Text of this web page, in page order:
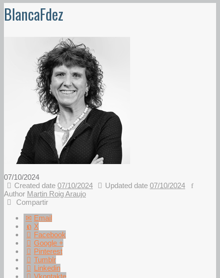
BlancaFdez
07/10/2024
Created date 07/10/2024 Updated date 07/10/2024
Author Martin Roig Araujo
Compartir
Email
X
Facebook
Google +
Pinterest
Tumblr
Linkedin